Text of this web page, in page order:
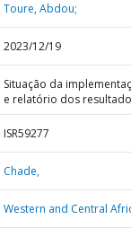
Toure, Abdou;
2023/12/19
Situação da
e relatório dos
ISR59277
Chade,
Western and Central